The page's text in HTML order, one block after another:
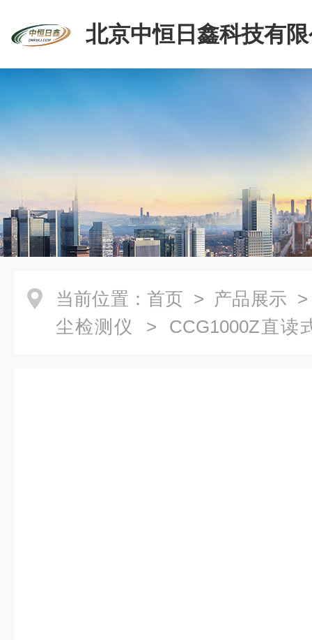
北京中恒日鑫科技有
当前位置： 首页 > 产品展示
尘检测仪
> CCG1000Z直读